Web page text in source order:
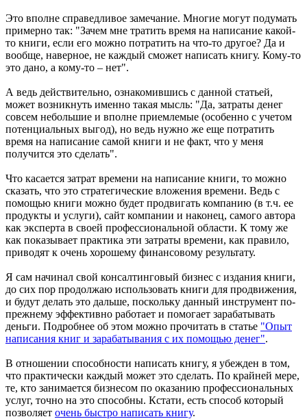
Это вполне справедливое замечание. Многие могут подумать
примерно так: "Зачем мне тратить время на написание какой-
то книги, если его можно потратить на что-то другое? Да и
вообще, наверное, не каждый сможет написать книгу. Кому-то
это дано, а кому-то – нет".
А ведь действительно, ознакомившись с данной статьей,
может возникнуть именно такая мысль: "Да, затраты денег
совсем небольшие и вполне приемлемые (особенно с учетом
потенциальных выгод), но ведь нужно же еще потратить
время на написание самой книги и не факт, что у меня
получится это сделать".
Что касается затрат времени на написание книги, то можно
сказать, что это стратегические вложения времени. Ведь с
помощью книги можно будет продвигать компанию (в т.ч. ее
продукты и услуги), сайт компании и наконец, самого автора
как эксперта в своей профессиональной области. К тому же
как показывает практика эти затраты времени, как правило,
приводят к очень хорошему финансовому результату.
Я сам начинал свой консалтинговый бизнес с издания книги,
до сих пор продолжаю использовать книги для продвижения,
и будут делать это дальше, поскольку данный инструмент по-
прежнему эффективно работает и помогает зарабатывать
деньги. Подробнее об этом можно прочитать в статье "Опыт
написания книг и зарабатывания с их помощью денег".
В отношении способности написать книгу, я убежден в том,
что практически каждый может это сделать. По крайней мере,
те, кто занимается бизнесом по оказанию профессиональных
услуг, точно на это способны. Кстати, есть способ который
позволяет очень быстро написать книгу.